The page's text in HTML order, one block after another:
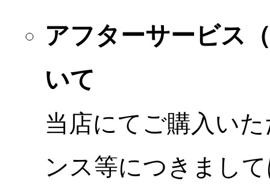
アフターサービス
いて
当店にてご購入い
ンス等につきまし